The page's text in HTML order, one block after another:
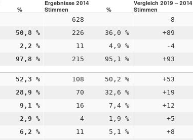
Ergebnisse 2014
Vergleich 2019 – 2014
% Stimmen % Stimmen
628 -8
50,8 % 226 36,0 % +89
2,2 % 11 4,9 % -4
97,8 % 215 95,1 % +93
52,3 % 108 50,2 % +53
28,9 % 70 32,6 % +19
9,1 % 16 7,4 % +12
2,9 % 4 1,9 % +5
6,2 % 11 5,1 % +8